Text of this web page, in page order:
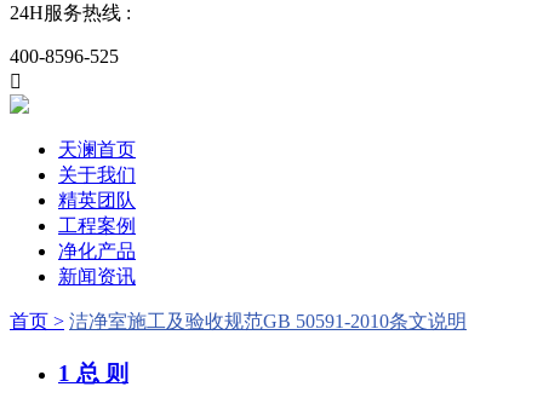
24H服务热线 :
400-8596-525

天澜首页
关于我们
精英团队
工程案例
净化产品
新闻资讯
首页 > 洁净室施工及验收规范GB 50591-2010条文说明
1 总 则